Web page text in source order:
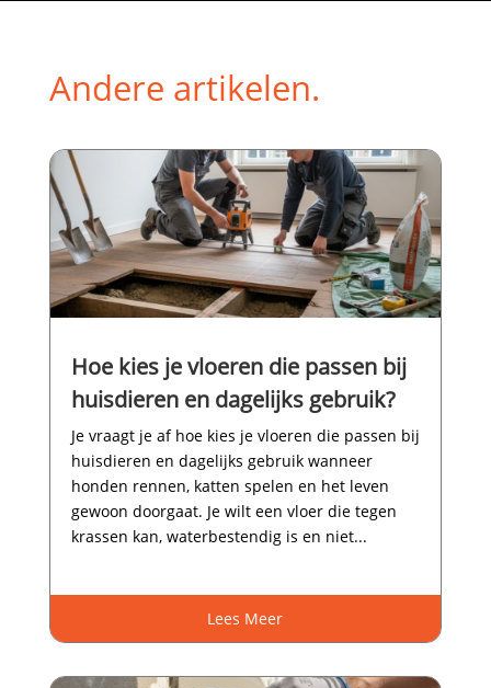
Andere artikelen.
Hoe kies je vloeren die passen bij
huisdieren en dagelijks gebruik?
Je vraagt je af hoe kies je vloeren die passen bij
huisdieren en dagelijks gebruik wanneer
honden rennen, katten spelen en het leven
gewoon doorgaat.​ Je wilt een vloer die tegen
krassen kan, waterbestendig is en niet...
Lees Meer